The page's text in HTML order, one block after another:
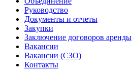
Руководство
Документы и отчеты
Закупки
Заключение договоров аренды
Вакансии
Вакансии (СЗО)
Контакты